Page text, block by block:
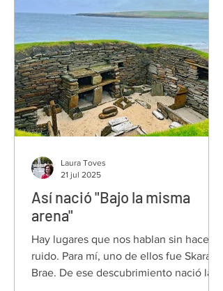
Así nació "Bajo la misma
arena"
Hay lugares que nos hablan sin hacer
ruido. Para mí, uno de ellos fue Skara
Brae. De ese descubrimiento nació la
Laura Toves
21 jul 2025